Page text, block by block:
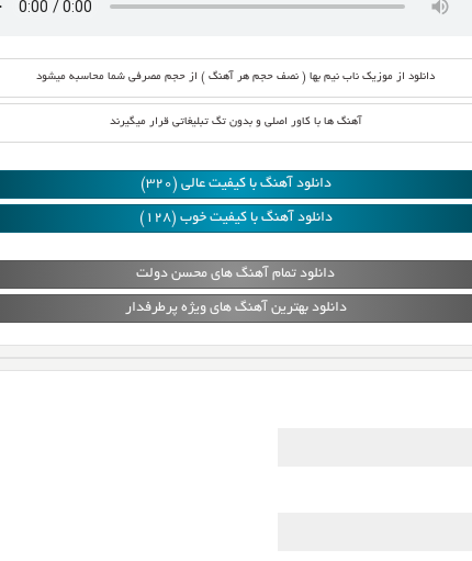
دانلود از موزیک ناب نیم بها ( نصف حجم هر آهنگ ) از حجم مصرفی شما محاسبه میشود
آهنگ ها با کاور اصلی و بدون تگ تبلیغاتی قرار میگیرند
دانلود آهنگ با کیفیت عالی (320)
دانلود آهنگ با کیفیت خوب (128)
دانلود تمام آهنگ های محسن دولت
دانلود بهترین آهنگ های ویژه پرطرفدار